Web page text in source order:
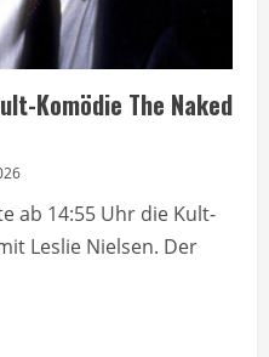
Komödie The Naked
ab 14:55 Uhr die Kult-
Leslie Nielsen. Der